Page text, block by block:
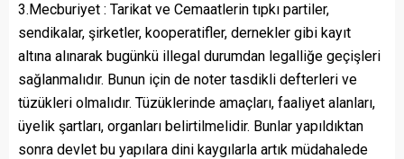
3.Mecburiyet : Tarikat ve Cemaatlerin tıpkı partiler,
sendikalar, şirketler, kooperatifler, dernekler gibi kayıt
altına alınarak bugünkü illegal durumdan legalliğe geçişleri
sağlanmalıdır. Bunun için de noter tasdikli defterleri ve
tüzükleri olmalıdır. Tüzüklerinde amaçları, faaliyet alanları,
üyelik şartları, organları belirtilmelidir. Bunlar yapıldıktan
sonra devlet bu yapılara dini kaygılarla artık müdahalede